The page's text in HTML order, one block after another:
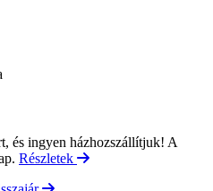
és ingyen házhozszállítjuk! A
Részletek